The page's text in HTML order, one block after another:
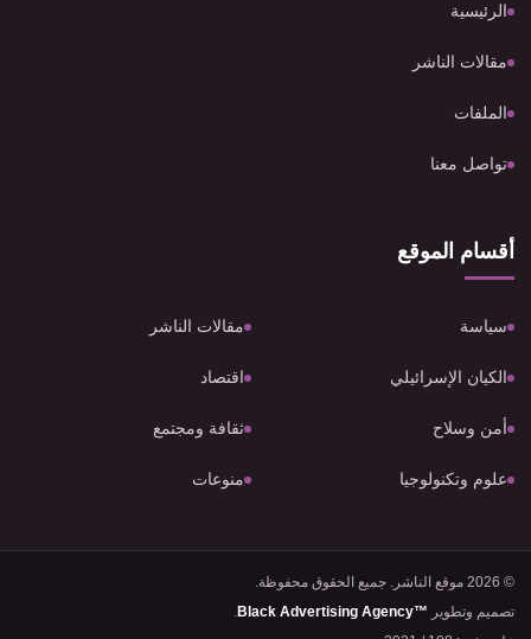
الرئيسية
مقالات الناشر
الملفات
تواصل معنا
أقسام الموقع
سياسة مقالات الناشر
الكيان الإسرائيلي اقتصاد
أمن وسلاح ثقافة ومجتمع
علوم وتكنولوجيا منوعات
© 2026 موقع الناشر. جميع الحقوق محفوظة.
تصميم وتطوير Black Advertising Agency™
.